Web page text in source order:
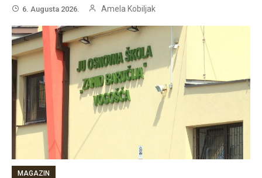
6. Augusta 2026. Amela Kobiljak
MAGAZIN